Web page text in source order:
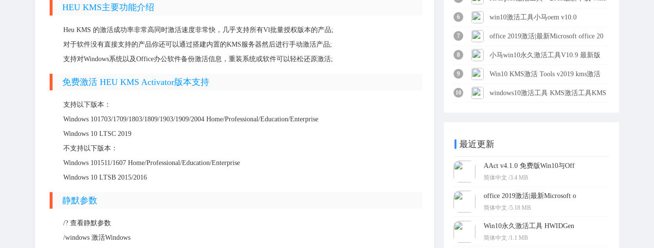
HEU KMS主要功能介绍
Heu KMS 的激活成功率非常高同时激活速度非常快，几乎支持所有Vl批量授权版本的产品;
对于软件没有直接支持的产品你还可以通过搭建内置的KMS服务器然后进行手动激活产品;
支持对Windows系统以及Office办公软件备份激活信息，重装系统或软件可以轻松还原激活;
免费激活 HEU KMS Activator版本支持
支持以下版本：
Windows 101703/1709/1803/1809/1903/1909/2004 Home/Professional/Education/Enterprise
Windows 10 LTSC 2019
不支持以下版本：
Windows 101511/1607 Home/Professional/Education/Enterprise
Windows 10 LTSB 2015/2016
静默参数
/? 查看静默参数
/windows 激活Windows
0激活KMS激活神器
6 win10激活工具小马oem v10.0
7 office 2019激活|最新Microsoft office 20
19激活工具
8 小马win10永久激活工具V10.9 最新版
9 Win10 KMS激活 Tools v2019 kms激活
工具 win10激活下
10 windows10激活工具 KMS激活工具KMS
最近更新
AAct v4.1.0 免费版Win10与Off
ice通用KMS激活工具下载
简体中文 /3.4 MB
office 2019激活|最新Microsoft o
ffice 2019激活工具
简体中文 /5.18 MB
Win10永久激活工具 HWIDGen
v10.24
简体中文 /1.1 MB